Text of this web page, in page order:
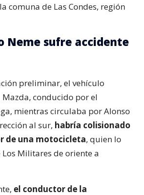
comuna de Las Condes, región
Neme sufre accidente
preliminar, el vehículo
conducido por el
mientras circulaba por Alonso
al sur, habría colisionado
de una motocicleta, quien lo
Militares de oriente a
el conductor de la